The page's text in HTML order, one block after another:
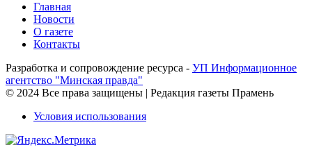
Главная
Новости
О газете
Контакты
Разработка и сопровождение ресурса - УП Информационное
агентство "Минская правда"
© 2024 Все права защищены | Редакция газеты Прамень
Условия использования